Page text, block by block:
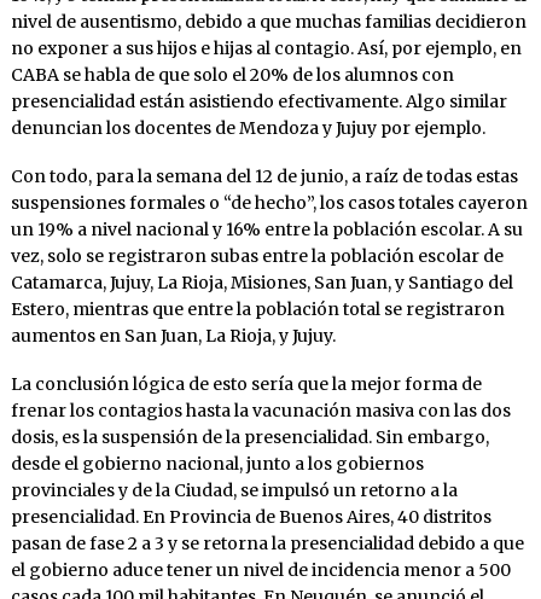
nivel de ausentismo, debido a que muchas familias decidieron
no exponer a sus hijos e hijas al contagio. Así, por ejemplo, en
CABA se habla de que solo el 20% de los alumnos con
presencialidad están asistiendo efectivamente. Algo similar
denuncian los docentes de Mendoza y Jujuy por ejemplo.
Con todo, para la semana del 12 de junio, a raíz de todas estas
suspensiones formales o “de hecho”, los casos totales cayeron
un 19% a nivel nacional y 16% entre la población escolar. A su
vez, solo se registraron subas entre la población escolar de
Catamarca, Jujuy, La Rioja, Misiones, San Juan, y Santiago del
Estero, mientras que entre la población total se registraron
aumentos en San Juan, La Rioja, y Jujuy.
La conclusión lógica de esto sería que la mejor forma de
frenar los contagios hasta la vacunación masiva con las dos
dosis, es la suspensión de la presencialidad. Sin embargo,
desde el gobierno nacional, junto a los gobiernos
provinciales y de la Ciudad, se impulsó un retorno a la
presencialidad. En Provincia de Buenos Aires, 40 distritos
pasan de fase 2 a 3 y se retorna la presencialidad debido a que
el gobierno aduce tener un nivel de incidencia menor a 500